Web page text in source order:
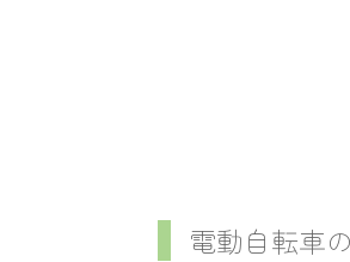
電動自転車